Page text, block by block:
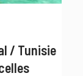
/ Tunisie